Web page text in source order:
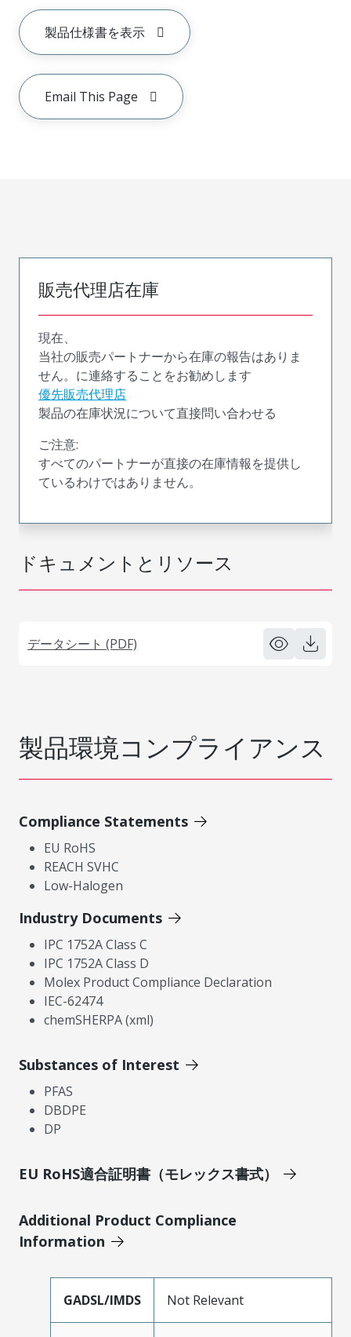
製品仕様書を表示
Email This Page
ドキュメントとリソース
データシート (PDF)
販売代理店在庫
現在、
当社の販売パートナーから在庫の報告はありま
せん。に連絡することをお勧めします
優先販売代理店
製品の在庫状況について直接問い合わせる
ご注意:
すべてのパートナーが直接の在庫情報を提供し
ているわけではありません。
製品環境コンプライアンス
Compliance Statements
EU RoHS
REACH SVHC
Low-Halogen
Industry Documents
IPC 1752A Class C
IPC 1752A Class D
Molex Product Compliance Declaration
IEC-62474
chemSHERPA (xml)
Substances of Interest
PFAS
DBDPE
DP
EU RoHS適合証明書（モレックス書式）
Additional Product Compliance
Information
GADSL/IMDS Not Relevant